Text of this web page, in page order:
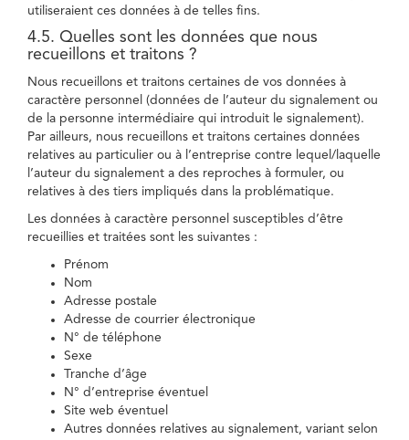
utiliseraient ces données à de telles fins.
4.5. Quelles sont les données que nous
recueillons et traitons ?
Nous recueillons et traitons certaines de vos données à
caractère personnel (données de l’auteur du signalement ou
de la personne intermédiaire qui introduit le signalement).
Par ailleurs, nous recueillons et traitons certaines données
relatives au particulier ou à l’entreprise contre lequel/laquelle
l’auteur du signalement a des reproches à formuler, ou
relatives à des tiers impliqués dans la problématique.
Les données à caractère personnel susceptibles d’être
recueillies et traitées sont les suivantes :
Prénom
Nom
Adresse postale
Adresse de courrier électronique
N° de téléphone
Sexe
Tranche d’âge
N° d’entreprise éventuel
Site web éventuel
Autres données relatives au signalement, variant selon